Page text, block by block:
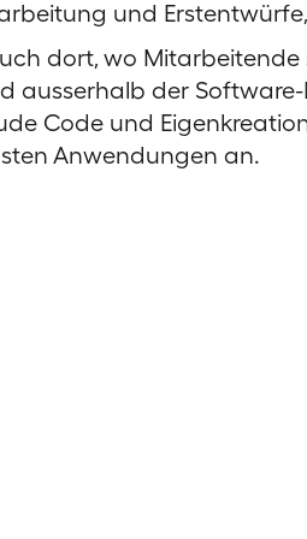
und
dort, wo
ausserhalb der
Code und
Anwendungen an.